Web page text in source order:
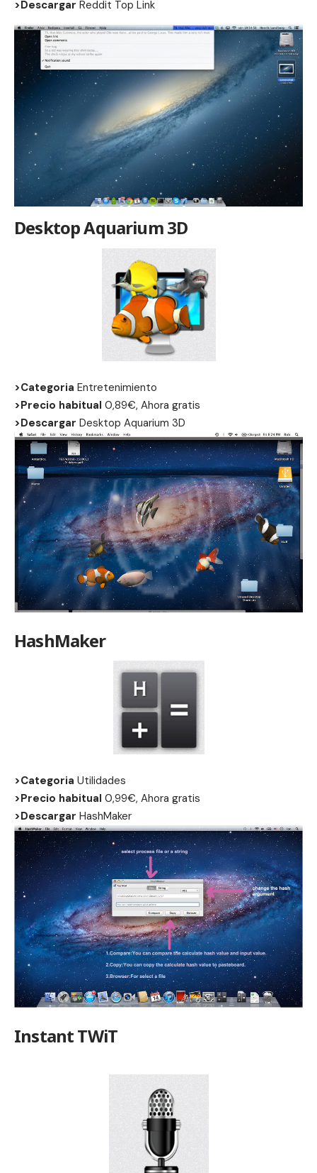
>Descargar Reddit Top Link
Desktop Aquarium 3D
>Categoria Entretenimiento
>Precio habitual 0,89€, Ahora gratis
>Descargar Desktop Aquarium 3D
HashMaker
>Categoria Utilidades
>Precio habitual 0,99€, Ahora gratis
>Descargar HashMaker
Instant TWiT